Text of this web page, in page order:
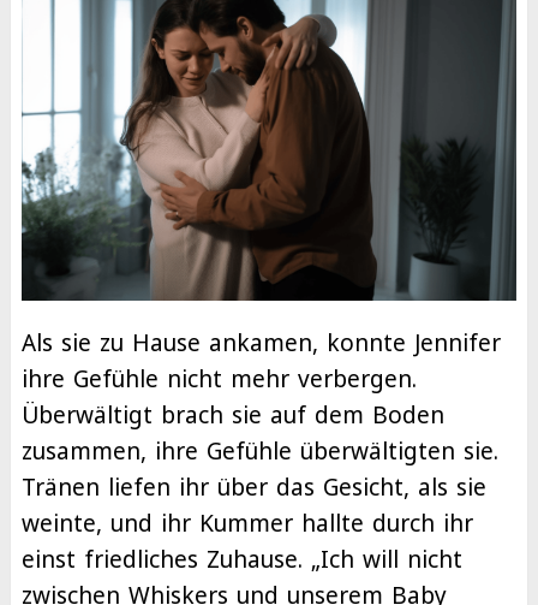
Als sie zu Hause ankamen, konnte Jennifer
ihre Gefühle nicht mehr verbergen.
Überwältigt brach sie auf dem Boden
zusammen, ihre Gefühle überwältigten sie.
Tränen liefen ihr über das Gesicht, als sie
weinte, und ihr Kummer hallte durch ihr
einst friedliches Zuhause. „Ich will nicht
zwischen Whiskers und unserem Baby